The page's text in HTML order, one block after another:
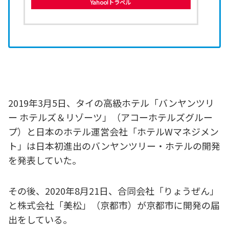
Yahoo!トラベル
2019年3月5日、タイの高級ホテル「バンヤンツリ
ー ホテルズ＆リゾーツ」（アコーホテルズグルー
プ）と日本のホテル運営会社「ホテルWマネジメン
ト」は日本初進出のバンヤンツリー・ホテルの開発
を発表していた。
その後、2020年8月21日、合同会社「りょうぜん」
と株式会社「美松」（京都市）が京都市に開発の届
出をしている。